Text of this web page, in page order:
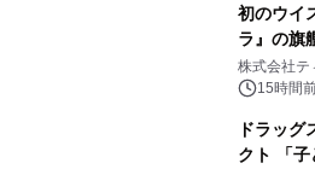
初のウイ
ラ』の旗
生 バカ
没入型バ
株式会社テ
15時間
ドラッ
クト 「子